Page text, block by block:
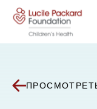
Перейти к